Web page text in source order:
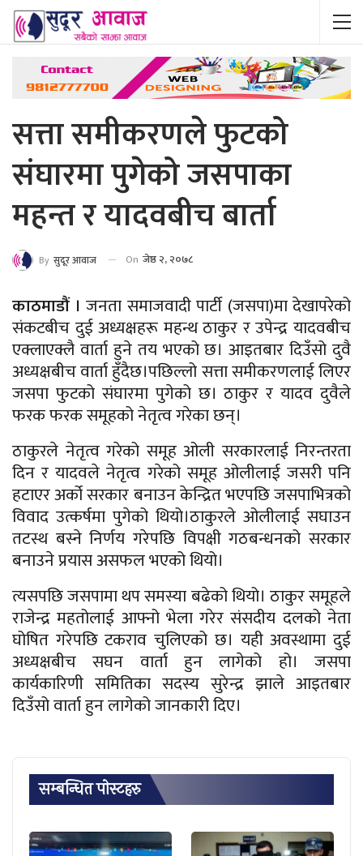
सत्ता समीकरणले फुटको
संघारमा पुगेको जसपाका
महन्त र यादवबीच बार्ता
By सुदूर आवाज On जेष्ठ २, २०७८
काठमाडौं । जनता समाजवादी पार्टी (जसपा)मा देखापरेको
संकटबीच दुई अध्यक्षहरू महन्थ ठाकुर र उपेन्द्र यादवबीच
एक्लाएक्लै वार्ता हुने तय भएको छ। आइतबार दिउँसो दुवै
अध्यक्षबीच वार्ता हुँदैछ।पछिल्लो सत्ता समीकरणलाई लिएर
जसपा फुटको संघारमा पुगेको छ। ठाकुर र यादव दुवैले
फरक फरक समूहको नेतृत्व गरेका छन्।
ठाकुरले नेतृत्व गरेको समूह ओली सरकारलाई निरन्तरता
दिन र यादवले नेतृत्व गरेको समूह ओलीलाई जसरी पनि
हटाएर अर्को सरकार बनाउन केन्द्रित भएपछि जसपाभित्रको
विवाद उत्कर्षमा पुगेको थियो।ठाकुरले ओलीलाई सघाउन
तटस्थ बस्ने निर्णय गरेपछि विपक्षी गठबन्धनको सरकार
बनाउने प्रयास असफल भएको थियो।
त्यसपछि जसपामा थप समस्या बढेको थियो। ठाकुर समूहले
राजेन्द्र महतोलाई आफ्नो भेला गरेर संसदीय दलको नेता
घोषित गरेपछि टकराव चुलिएको छ। यही अवस्थामा दुई
अध्यक्षबीच सघन वार्ता हुन लागेको हो। जसपा
कार्यकारिणी समितिका सदस्य सुरेन्द्र झाले आइतबार
दिउँसो वार्ता हुन लागेको जानकारी दिए।
सम्बन्धित पाेस्टहरु